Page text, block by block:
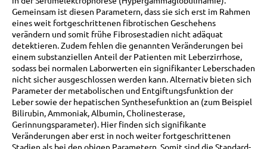
Gemeinsam ist diesen Parametern, dass sie sich erst im Rahmen
eines weit fortgeschrittenen fibrotischen Geschehens
verändern und somit frühe Fibrosestadien nicht adäquat
detektieren. Zudem fehlen die genannten Veränderungen bei
einem substanziellen Anteil der Patienten mit Leberzirrhose,
sodass bei normalen Laborwerten ein signifikanter Leberschaden
nicht sicher ausgeschlossen werden kann. Alternativ bieten sich
Parameter der metabolischen und Entgiftungsfunktion der
Leber sowie der hepatischen Synthesefunktion an (zum Beispiel
Bilirubin, Ammoniak, Albumin, Cholinesterase,
Gerinnungsparameter). Hier finden sich signifikante
Veränderungen aber erst in noch weiter fortgeschrittenen
Stadien als bei den obigen Parametern. Somit sind die Standard-